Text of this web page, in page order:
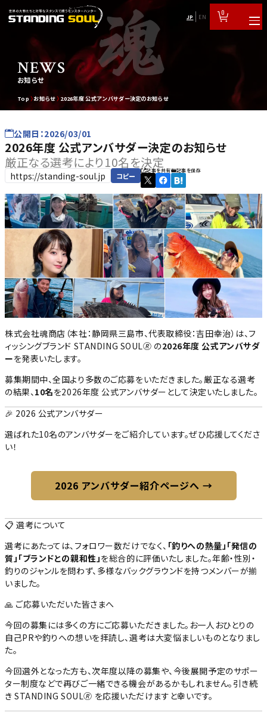
JP EN 0
NEWS
お知らせ
Top お知らせ 2026年度 公式アンバサダー決定のお知らせ
公開日：2026/03/01
2026年度 公式アンバサダー決定のお知らせ
厳正なる選考により10名を決定
コピー
記事を共有 記事を保存
株式会社魂商店（本社：静岡県三島市、代表取締役：吉田幸治）は、フ
ィッシングブランド STANDING SOUL🄬 の2026年度 公式アンバサダ
ーを発表いたします。
募集期間中、全国より多数のご応募をいただきました。厳正なる選考
の結果、 10名を2026年度 公式アンバサダーとして決定いたしました。
🎉 2026 公式アンバサダー
選ばれた10名のアンバサダーをご紹介しています。ぜひ応援してくださ
い！
2026 アンバサダー紹介ページへ →
📋 選考について
選考にあたっては、フォロワー数だけでなく、 「釣りへの熱量」「発信の
質」「ブランドとの親和性」を総合的に評価いたしました。年齢・性別・
釣りのジャンルを問わず、多様なバックグラウンドを持つメンバーが揃
いました。
🙏 ご応募いただいた皆さまへ
今回の募集には多くの方にご応募いただきました。お一人おひとりの
自己PRや釣りへの想いを拝読し、選考は大変悩ましいものとなりまし
た。
今回選外となった方も、次年度以降の募集や、今後展開予定のサポー
ター制度などで再びご一緒できる機会があるかもしれません。引き続
き STANDING SOUL🄬 を応援いただけますと幸いです。